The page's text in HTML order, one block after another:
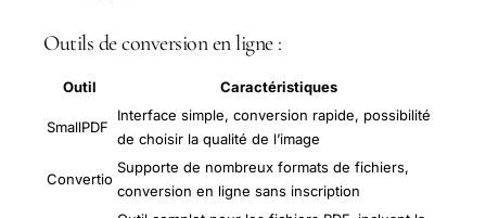
Outils de conversion en ligne :
Outil Caractéristiques
SmallPDF
Interface simple, conversion rapide, possibilité
de choisir la qualité de l’image
Convertio
Supporte de nombreux formats de fichiers,
conversion en ligne sans inscription